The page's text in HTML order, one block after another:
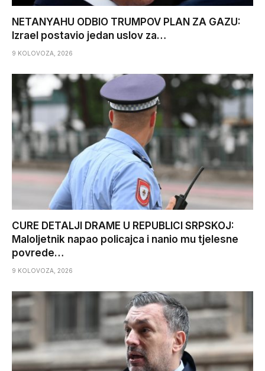
NETANYAHU ODBIO TRUMPOV PLAN ZA GAZU:
Izrael postavio jedan uslov za…
9 KOLOVOZA, 2026
CURE DETALJI DRAME U REPUBLICI SRPSKOJ:
Maloljetnik napao policajca i nanio mu tjelesne
povrede…
9 KOLOVOZA, 2026